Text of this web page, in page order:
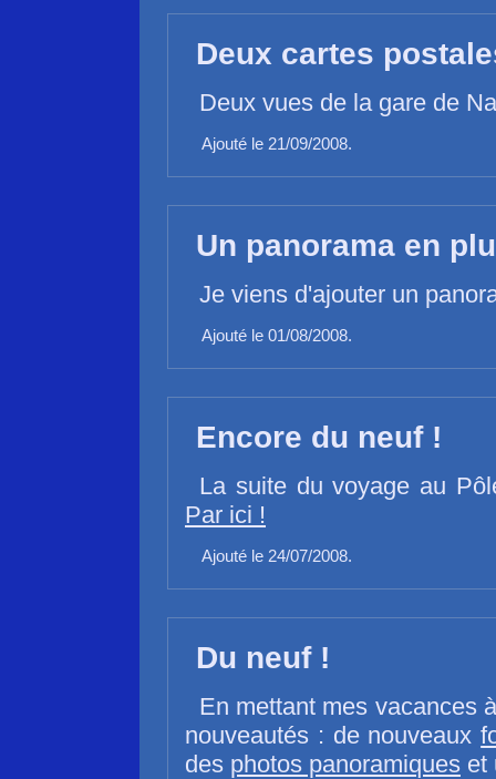
Deux cartes
Deux vues de la gare de
Ajouté le 21/09/2008.
Un panorama en
Je viens d'ajouter un
Ajouté le 01/08/2008.
Encore du neuf !
La suite du voyage au
Par ici !
Ajouté le 24/07/2008.
Du neuf !
En mettant mes vacances
nouveautés : de nouveaux
des photos panoramiques et